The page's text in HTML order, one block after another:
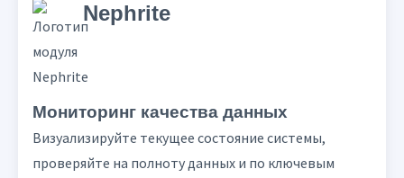
Nephrite
Мониторинг качества данных
Визуализируйте текущее состояние системы,
проверяйте на полноту данных и по ключевым